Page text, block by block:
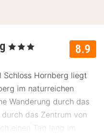
8.9
, 3 Sterne
Schloss Hornberg liegt
im naturreichen
Wanderung durch das
das Zentrum von
einen Tag lang im